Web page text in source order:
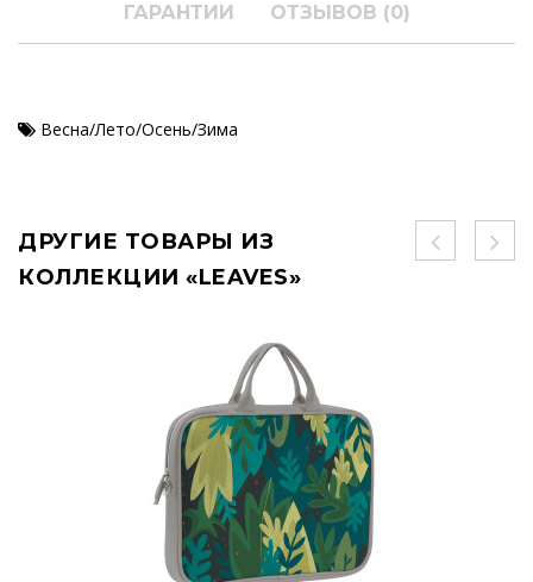
ГАРАНТИИ ОТЗЫВОВ (0)
Весна/Лето/Осень/Зима
ДРУГИЕ ТОВАРЫ ИЗ
КОЛЛЕКЦИИ «LEAVES»